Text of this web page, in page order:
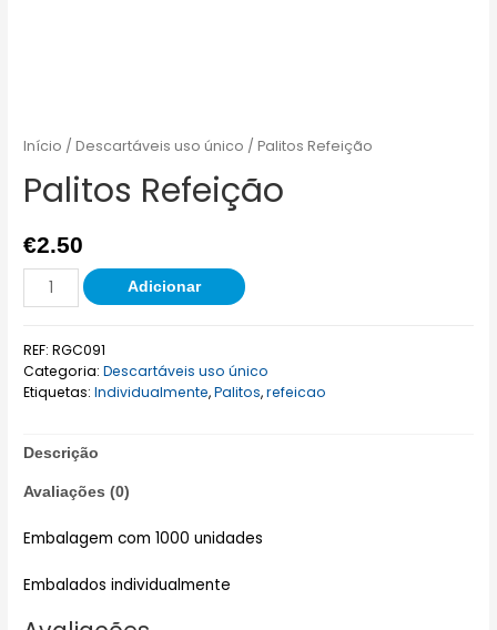
Início /Descartáveis uso único / Palitos Refeição
Palitos Refeição
€2.50
Adicionar
REF:RGC091
Categoria:Descartáveis uso único
Etiquetas:Individualmente,Palitos,refeicao
Descrição
Avaliações (0)
Embalagem com 1000 unidades
Embalados individualmente